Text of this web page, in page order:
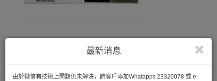
最新消息
由於微信有技術上問題仍未解決，請客戶添加Whatapps 23320078 或 e-